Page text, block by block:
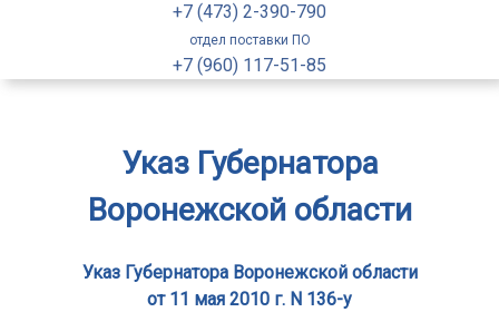
+7 (473) 2-390-790
отдел поставки ПО
+7 (960) 117-51-85
Указ Губернатора
Воронежской области
Указ Губернатора Воронежской области
от 11 мая 2010 г. N 136-у